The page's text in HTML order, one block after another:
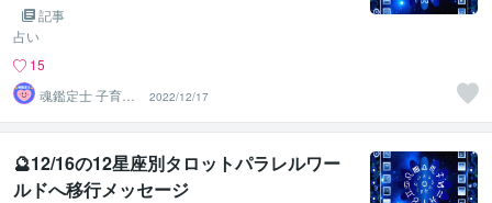
記事
占い
15
魂鑑定士 子育て
かぁちゃん！
2022/12/17
🔮12/16の12星座別タロットパラレルワー
ルドへ移行メッセージ